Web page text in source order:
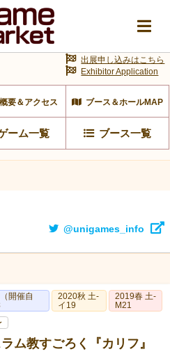
要＆アクセス ブース＆ホールMAP
ーム一覧 ブース一覧
出展申し込みはこちら
Exhibitor Application
@unigames_info
開催自
2020秋 土-
イ19
2019春 土-
M21
ム教すごろく『カリフ』